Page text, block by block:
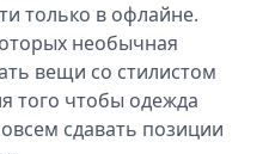
только в офлайне.
необычная
вещи со стилистом
того чтобы одежда
сдавать позиции